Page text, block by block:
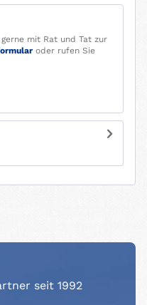
mit Rat und Tat zur
oder rufen Sie
seit 1992